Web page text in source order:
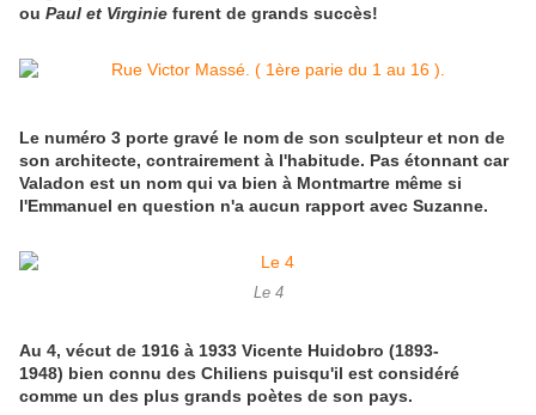
ou Paul et Virginie furent de grands succès!
Le numéro 3 porte gravé le nom de son sculpteur et non de
son architecte, contrairement à l'habitude. Pas étonnant car
Valadon est un nom qui va bien à Montmartre même si
l'Emmanuel en question n'a aucun rapport avec Suzanne.
Le 4
Au 4, vécut de 1916 à 1933 Vicente Huidobro (1893-
1948) bien connu des Chiliens puisqu'il est considéré
comme un des plus grands poètes de son pays.